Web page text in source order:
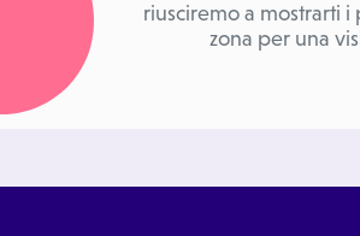
riusciremo a mostrarti i
zona per una